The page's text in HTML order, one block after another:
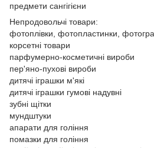
предмети сангігієни
Непродовольчі товари:
фотоплівки, фотопластинки,
корсетні товари
парфумерно-косметичні вироби
пер'яно-пухові вироби
дитячі іграшки м'які
дитячі іграшки гумові надувні
зубні щітки
мундштуки
апарати для гоління
помазки для гоління